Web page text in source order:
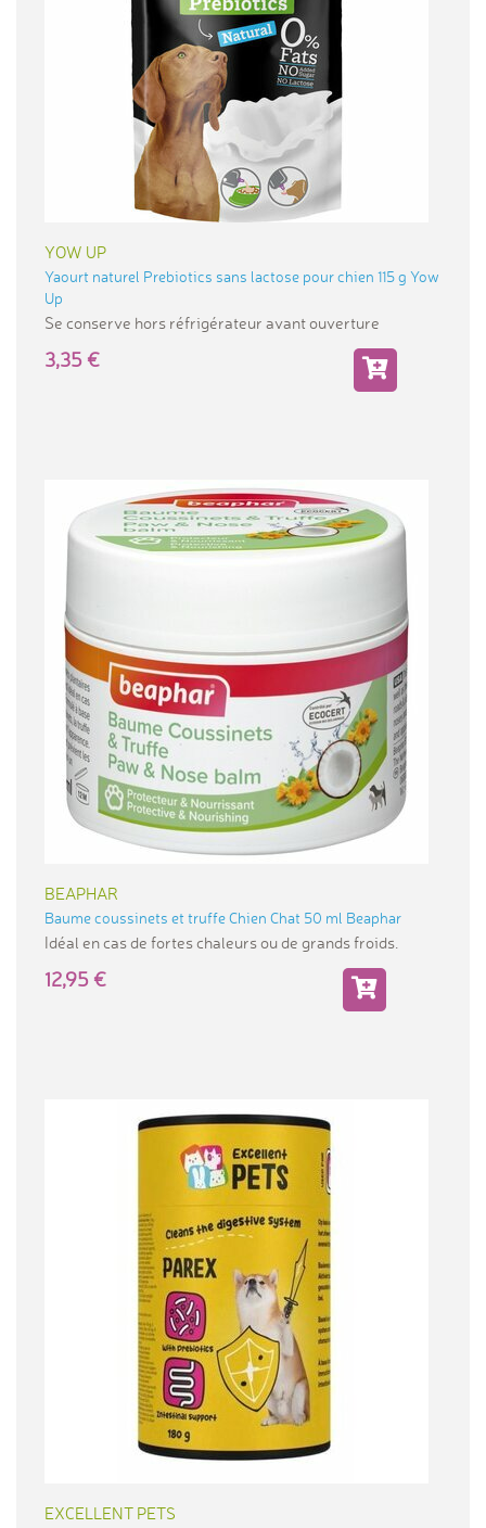
YOW UP
Yaourt naturel Prebiotics sans lactose pour chien 115 g Yow
Up
Se conserve hors réfrigérateur avant ouverture
3,35
BEAPHAR
Baume coussinets et truffe Chien Chat 50 ml Beaphar
Idéal en cas de fortes chaleurs ou de grands froids.
12,95
EXCELLENT PETS